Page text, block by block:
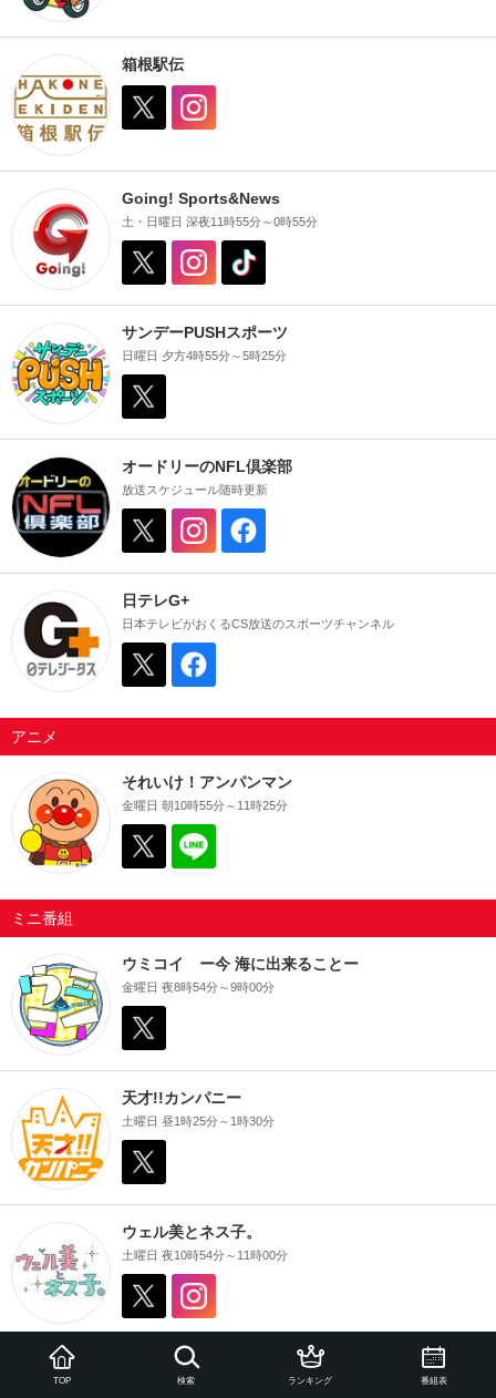
箱根駅伝
Going! Sports&News
土・日曜日 深夜11時55分～0時55分
サンデーPUSHスポーツ
日曜日 夕方4時55分～5時25分
オードリーのNFL倶楽部
放送スケジュール随時更新
日テレG+
日本テレビがおくるCS放送のスポーツチャンネル
アニメ
それいけ！アンパンマン
金曜日 朝10時55分～11時25分
ミニ番組
ウミコイ ー今 海に出来ることー
金曜日 夜8時54分～9時00分
天才!!カンパニー
土曜日 昼1時25分～1時30分
ウェル美とネス子。
土曜日 夜10時54分～11時00分
博士は今日も嫉妬する
日曜日 夜6時55分～7時00分
TOP 検索 ランキング 番組表